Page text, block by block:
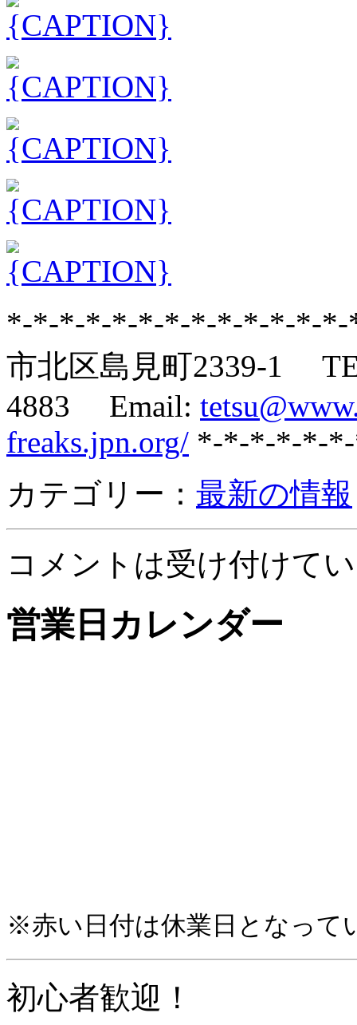
*-*-*-*-*-*-*-*-*-*-*-*-*-*
市北区島見町2339-1
4883 Email:
freaks.jpn.org/ *-*-*-*-*-
カテゴリー： 最新の情報
コメントは受け付けて
営業日カレンダー
※赤い日付は休業日となって
初心者歓迎！